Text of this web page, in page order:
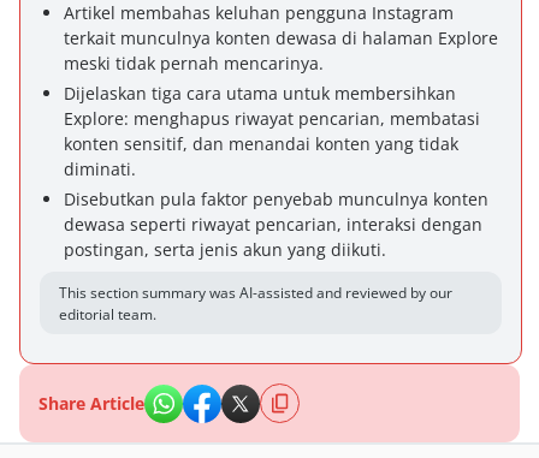
Artikel membahas keluhan pengguna Instagram
terkait munculnya konten dewasa di halaman Explore
meski tidak pernah mencarinya.
Dijelaskan tiga cara utama untuk membersihkan
Explore: menghapus riwayat pencarian, membatasi
konten sensitif, dan menandai konten yang tidak
diminati.
Disebutkan pula faktor penyebab munculnya konten
dewasa seperti riwayat pencarian, interaksi dengan
postingan, serta jenis akun yang diikuti.
This section summary was AI-assisted and reviewed by our
editorial team.
Share Article